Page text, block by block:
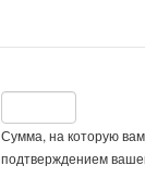
Сумма, на которую
подтверждением